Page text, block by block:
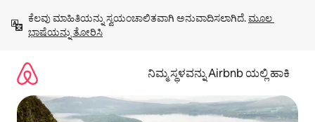
ಹೋಗಿ
ಕೆಲವು ಮಾಹಿತಿಯನ್ನು ಸ್ವಯಂಚಾಲಿತವಾಗಿ ಅನುವಾದಿಸಲಾಗಿದೆ. ಮೂಲ
ಭಾಷೆಯನ್ನು ತೋರಿಸಿ
ನಿಮ್ಮ ಸ್ಥಳವನ್ನು Airbnb ಯಲ್ಲಿ ಹಾಕಿ